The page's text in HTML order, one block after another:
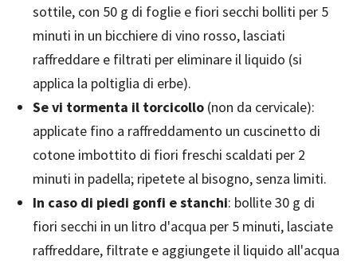
sottile, con 50 g di foglie e fiori secchi bolliti per 5
minuti in un bicchiere di vino rosso, lasciati
raffreddare e filtrati per eliminare il liquido (si
applica la poltiglia di erbe).
Se vi tormenta il torcicollo (non da cervicale):
applicate fino a raffreddamento un cuscinetto di
cotone imbottito di fiori freschi scaldati per 2
minuti in padella; ripetete al bisogno, senza limiti.
In caso di piedi gonfi e stanchi: bollite 30 g di
fiori secchi in un litro d'acqua per 5 minuti, lasciate
raffreddare, filtrate e aggiungete il liquido all'acqua